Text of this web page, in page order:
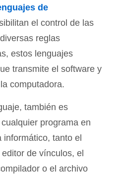
de
el control de las
reglas
estos lenguajes
transmite el software y
computadora.
también es
programa en
informático, tanto el
de vínculos, el
o el archivo